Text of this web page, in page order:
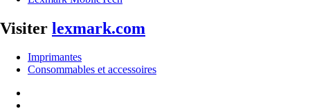
Visiter lexmark.com
Imprimantes
Consommables et accessoires